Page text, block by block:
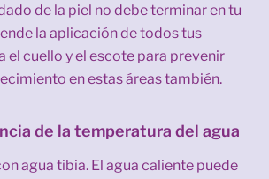
de la piel no debe terminar en tu
la aplicación de todos tus
el cuello y el escote para prevenir
en estas áreas también.
de la temperatura del agua
agua tibia. El agua caliente puede